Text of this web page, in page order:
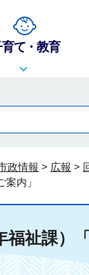
て・教育
政情報 > 広報 >
内」
福祉課）